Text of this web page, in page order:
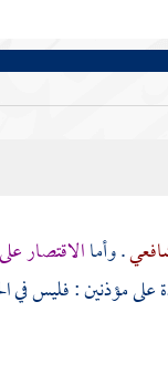
. وأماالاقتصار
على مؤذنين : فليس